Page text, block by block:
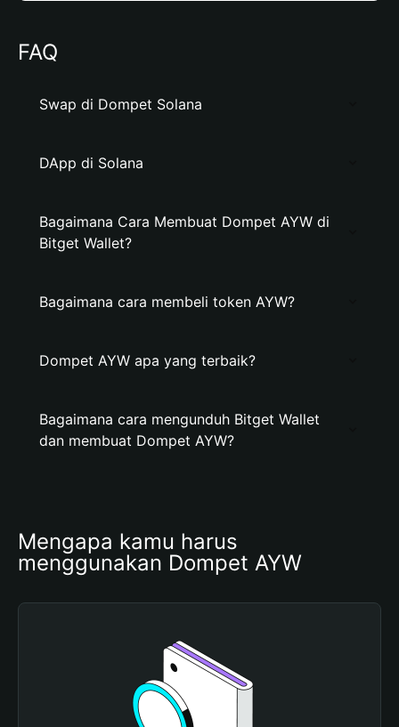
FAQ
Swap di Dompet Solana
DApp di Solana
Bagaimana Cara Membuat Dompet AYW di
Bitget Wallet?
Bagaimana cara membeli token AYW?
Dompet AYW apa yang terbaik?
Bagaimana cara mengunduh Bitget Wallet
dan membuat Dompet AYW?
Mengapa kamu harus
menggunakan Dompet AYW